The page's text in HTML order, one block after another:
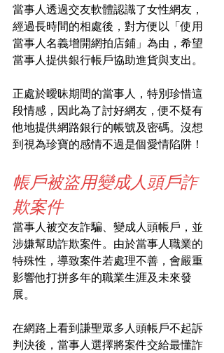
當事人透過交友軟體認識了女性網友，
經過長時間的相處後，對方便以「使用
當事人名義增開網拍店鋪」為由，希望
當事人提供銀行帳戶協助進貨與支出。
正處於曖昧期間的當事人，特別珍惜這
段情感，因此為了討好網友，便不疑有
他地提供網路銀行的帳號及密碼。沒想
到視為珍寶的感情不過是個愛情陷阱！
帳戶被盜用變成人頭戶詐
欺案件
當事人被交友詐騙、變成人頭帳戶，並
涉嫌幫助詐欺案件。由於當事人職業的
特殊性，導致案件若處理不善，會嚴重
影響他打拼多年的職業生涯及未來發
展。
在網路上看到謙聖眾多人頭帳戶不起訴
判決後，當事人選擇將案件交給最懂詐